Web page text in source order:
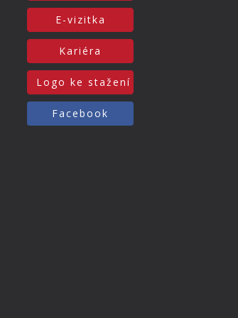
E-vizitka
Kariéra
Logo ke stažení
Facebook